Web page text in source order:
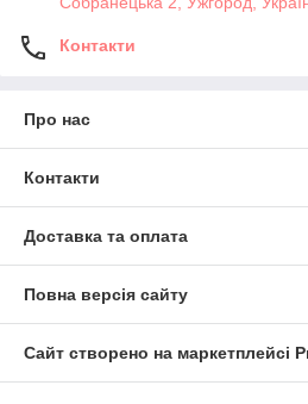
Контакти
Про нас
Контакти
Доставка та оплата
Повна версія сайту
Сайт створено на маркетплейсі